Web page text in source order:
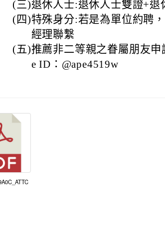
(三)退休人士:退休人士雙證+退
(四)特殊身分:若是為單位約聘
經理聯繫
(五)推薦非二等親之眷屬朋友申
e ID：@ape4519w